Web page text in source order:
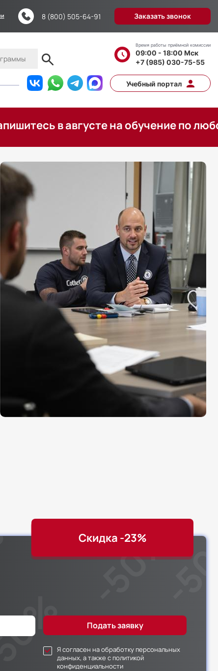
8 (800) 505-64-91 Заказать звонок
Время работы приёмной комиссии
09:00 - 18:00 Мск
+7 (985) 030-75-55
Учебный портал
в августе на обучение по любой
Скидка -23%
Я согласен на обработку персональных
данных, а также с политикой
конфиденциальности